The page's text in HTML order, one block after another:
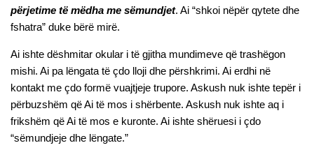
përjetime të mëdha me sëmundjet. Ai “shkoi nëpër qytete dhe
fshatra” duke bërë mirë.
Ai ishte dëshmitar okular i të gjitha mundimeve që trashëgon
mishi. Ai pa lëngata të çdo lloji dhe përshkrimi. Ai erdhi në
kontakt me çdo formë vuajtjeje trupore. Askush nuk ishte tepër i
përbuzshëm që Ai të mos i shërbente. Askush nuk ishte aq i
frikshëm që Ai të mos e kuronte. Ai ishte shëruesi i çdo
“sëmundjeje dhe lëngate.”